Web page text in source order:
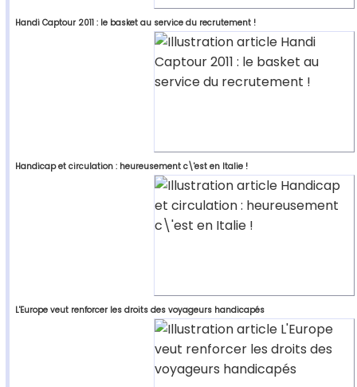
Handi Captour 2011 : le basket au service du recrutement !
Handicap et circulation : heureusement c\'est en Italie !
L'Europe veut renforcer les droits des voyageurs handicapés